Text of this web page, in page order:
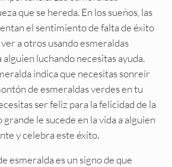
que se hereda. En los sueños, las
el sentimiento de falta de éxito
a otros usando esmeraldas
alguien luchando necesitas ayuda.
indica que necesitas sonreír
de esmeraldas verdes en tu
ser feliz para la felicidad de la
le sucede en la vida a alguien
y celebra este éxito.
esmeralda es un signo de que